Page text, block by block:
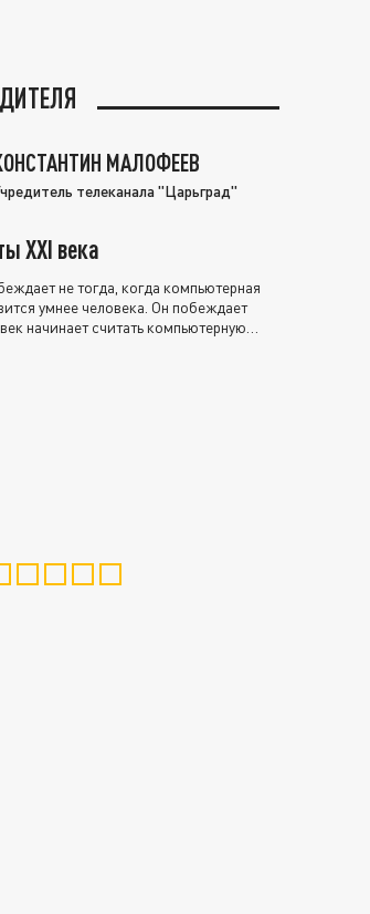
МАЛОФЕЕВ
телеканала "Царьград"
XXI века
не тогда, когда компьютерная
умнее человека. Он побеждает
начинает считать компьютерную